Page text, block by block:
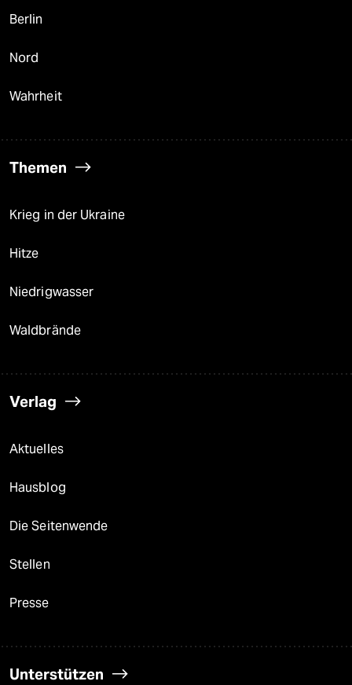
Berlin
Nord
Wahrheit
Themen
Krieg in der Ukraine
Hitze
Niedrigwasser
Waldbrände
Verlag
Aktuelles
Hausblog
Die Seitenwende
Stellen
Presse
Unterstützen